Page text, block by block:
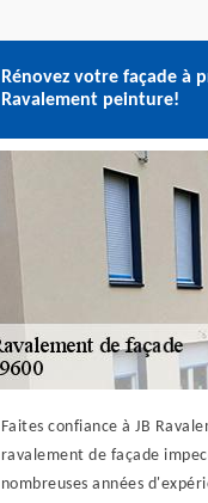
Rénovez votre façade à
Ravalement peinture!
Faites confiance à JB
ravalement de façade
nombreuses années